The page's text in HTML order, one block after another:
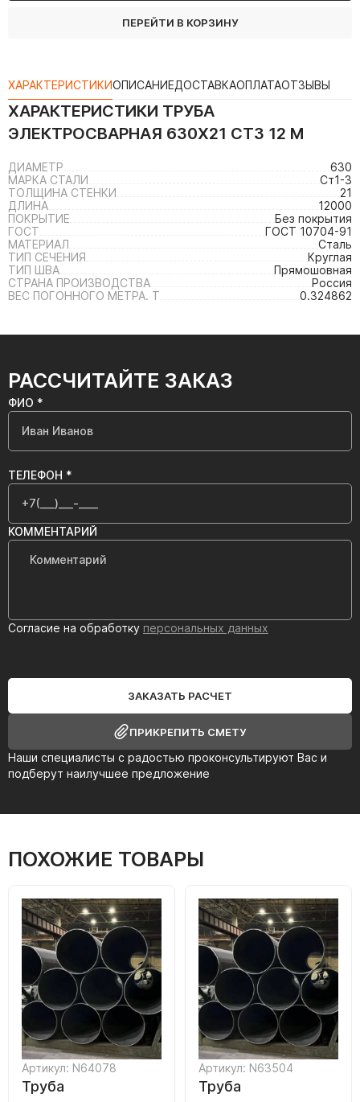
ПЕРЕЙТИ В КОРЗИНУ
ХАРАКТЕРИСТИКИОПИСАНИЕДОСТАВКАОПЛАТАОТЗЫВЫ
ХАРАКТЕРИСТИКИ ТРУБА
ЭЛЕКТРОСВАРНАЯ 630Х21 СТ3 12 М
ДИАМЕТР
630
МАРКА СТАЛИ
Ст1-3
ТОЛЩИНА СТЕНКИ
21
ДЛИНА
12000
ПОКРЫТИЕ
Без покрытия
ГОСТ
ГОСТ 10704-91
МАТЕРИАЛ
Сталь
ТИП СЕЧЕНИЯ
Круглая
ТИП ШВА
Прямошовная
СТРАНА ПРОИЗВОДСТВА
Россия
ВЕС ПОГОННОГО МЕТРА. Т
0.324862
РАССЧИТАЙТЕ ЗАКАЗ
Наши специалисты с радостью проконсультируют Вас и
подберут наилучшее предложение
ФИО *
ТЕЛЕФОН *
КОММЕНТАРИЙ
Согласие на обработку персональных данных
ЗАКАЗАТЬ РАСЧЕТ
ПРИКРЕПИТЬ СМЕТУ
ПОХОЖИЕ ТОВАРЫ
Артикул: N64078
Труба
Артикул: N63504
Труба